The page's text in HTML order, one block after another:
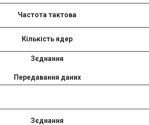
Частота тактова
Кількість ядер
Зєднання
Передавання даних
Зєднання